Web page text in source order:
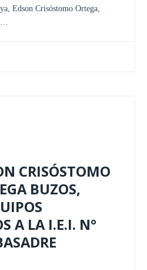
Edson Crisóstomo Ortega,
CRISÓSTOMO
BUZOS,
A LA I.E.I. N°